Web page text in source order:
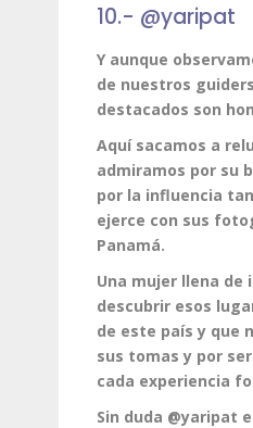
10.- @yaripat
Y aunque
de nuestros
destacados son
Aquí sacamos a
admiramos por su
por la influencia
ejerce con sus
Panamá.
Una mujer llena de
descubrir esos
de este país y que
sus tomas y por
cada experiencia
Sin duda @yaripat